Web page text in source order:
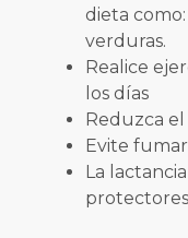
dieta
verduras.
Realice
los días
Reduzca
Evite fumar
La